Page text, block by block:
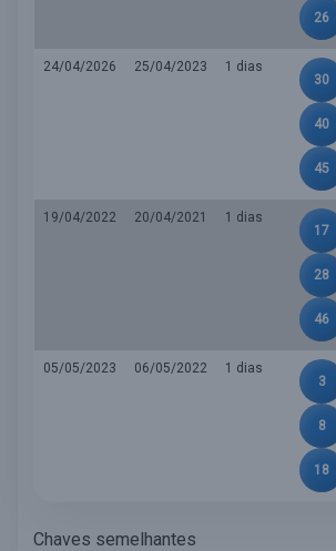
26
24/04/2026 25/04/2023
1 dias
30
40
45
19/04/2022 20/04/2021
1 dias
17
28
46
05/05/2023 06/05/2022
1 dias
3
8
18
Chaves semelhantes